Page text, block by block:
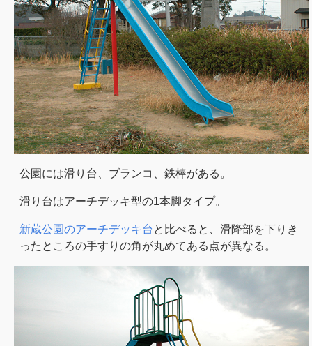
公園には滑り台、ブランコ、鉄棒がある。
滑り台はアーチデッキ型の1本脚タイプ。
新蔵公園のアーチデッキ台 と比べると、滑降部を下りき
ったところの手すりの角が丸めてある点が異なる。